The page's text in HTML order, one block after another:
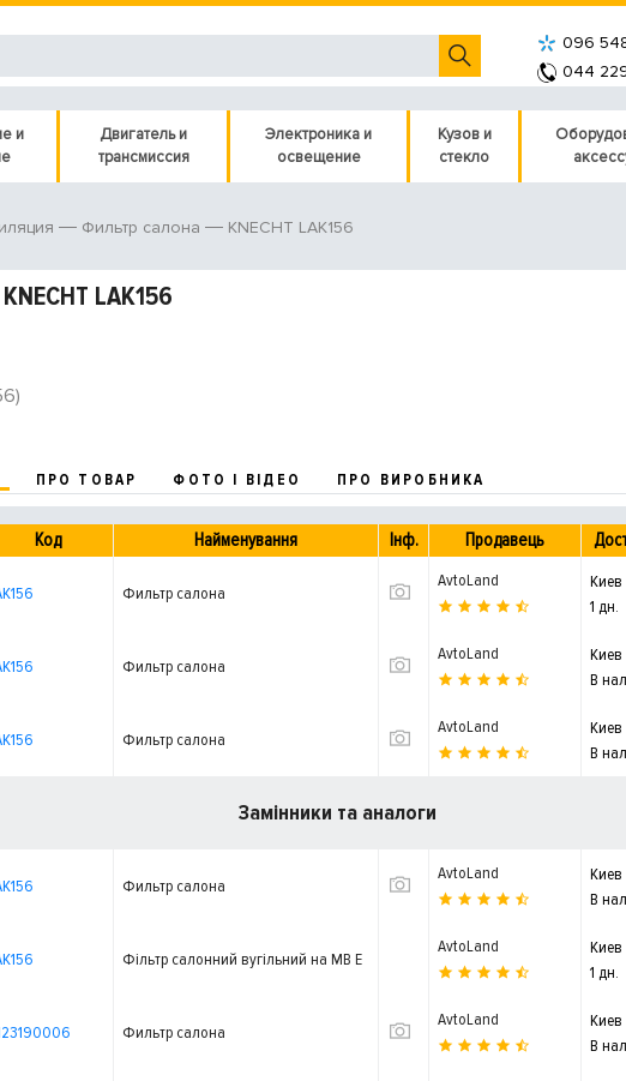
096
044
и
Двигатель и
трансмиссия
Электроника и
освещение
Кузов и
стекло
Фильтр салона KNECHT LAK156
LAK156
ПРО ТОВАР ФОТО І ВІДЕО ПРО ВИРОБНИКА
Код Найменування Інф. Продавець
Фильтр салона
AvtoLand
Киев
1 дн.
Фильтр салона
AvtoLand
Киев
В
Фильтр салона
AvtoLand
Киев
В
Замінники та аналоги
Фильтр салона
AvtoLand
Киев
В
Фільтр салонний вугільний на MB E
AvtoLand
Киев
1 дн.
Фильтр салона
AvtoLand
Киев
В